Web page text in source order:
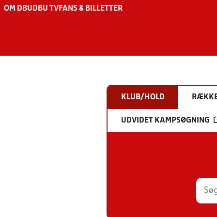
OM DBU DBU TV FANS & BILLETTER
KLUB/HOLD
UDVIDET KAMPSØGNING